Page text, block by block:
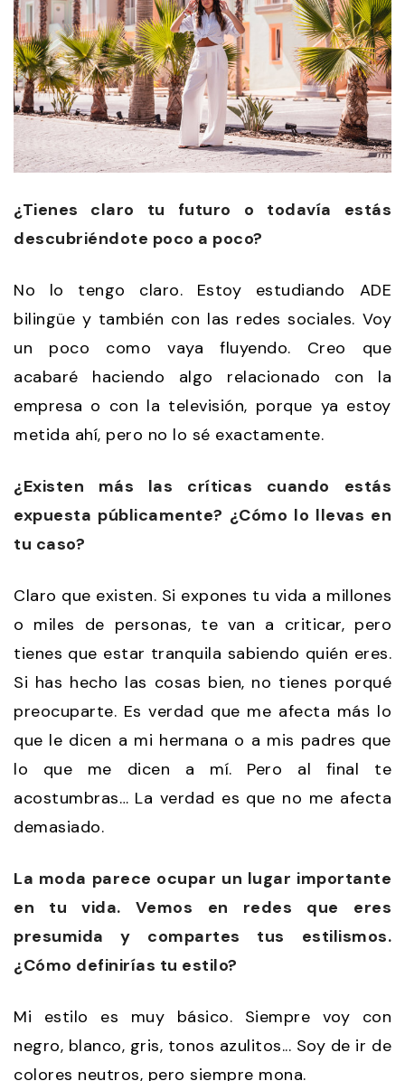
¿Tienes claro tu futuro o todavía estás
descubriéndote poco a poco?
No lo tengo claro. Estoy estudiando ADE
bilingüe y también con las redes sociales. Voy
un poco como vaya fluyendo. Creo que
acabaré haciendo algo relacionado con la
empresa o con la televisión, porque ya estoy
metida ahí, pero no lo sé exactamente.
¿Existen más las críticas cuando estás
expuesta públicamente? ¿Cómo lo llevas en
tu caso?
Claro que existen. Si expones tu vida a millones
o miles de personas, te van a criticar, pero
tienes que estar tranquila sabiendo quién eres.
Si has hecho las cosas bien, no tienes porqué
preocuparte. Es verdad que me afecta más lo
que le dicen a mi hermana o a mis padres que
lo que me dicen a mí. Pero al final te
acostumbras… La verdad es que no me afecta
demasiado.
La moda parece ocupar un lugar importante
en tu vida. Vemos en redes que eres
presumida y compartes tus estilismos.
¿Cómo definirías tu estilo?
Mi estilo es muy básico. Siempre voy con
negro, blanco, gris, tonos azulitos... Soy de ir de
colores neutros, pero siempre mona.